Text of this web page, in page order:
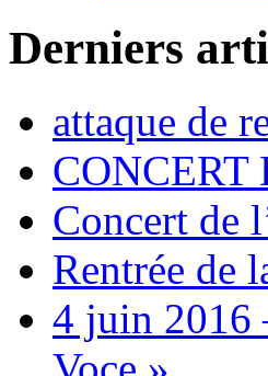
Derniers
attaque de
CONCERT
Concert de
Rentrée de
4 juin 2016